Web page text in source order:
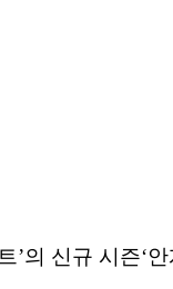
의 신규 시즌‘